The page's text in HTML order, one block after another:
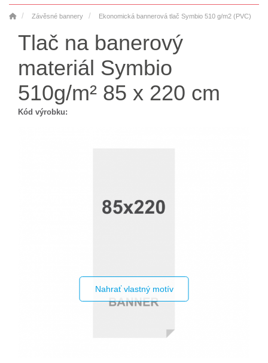
Závěsné bannery Ekonomická bannerová tlač Symbio 510 g/m2 (PVC)
Tlač na banerový
materiál Symbio
510g/m² 85 x 220 cm
Kód výrobku:
Nahrať vlastný motív